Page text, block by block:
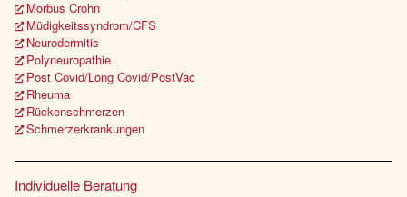
Morbus Crohn
Müdigkeitssyndrom/CFS
Neurodermitis
Polyneuropathie
Post Covid/Long Covid/PostVac
Rheuma
Rückenschmerzen
Schmerzerkrankungen
Individuelle Beratung